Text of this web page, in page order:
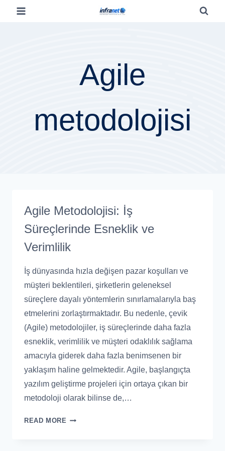
Agile
metodolojisi
Agile Metodolojisi: İş
Süreçlerinde Esneklik ve
Verimlilik
İş dünyasında hızla değişen pazar koşulları ve
müşteri beklentileri, şirketlerin geleneksel
süreçlere dayalı yöntemlerin sınırlamalarıyla baş
etmelerini zorlaştırmaktadır. Bu nedenle, çevik
(Agile) metodolojiler, iş süreçlerinde daha fazla
esneklik, verimlilik ve müşteri odaklılık sağlama
amacıyla giderek daha fazla benimsenen bir
yaklaşım haline gelmektedir. Agile, başlangıçta
yazılım geliştirme projeleri için ortaya çıkan bir
metodoloji olarak bilinse de,…
READ MORE